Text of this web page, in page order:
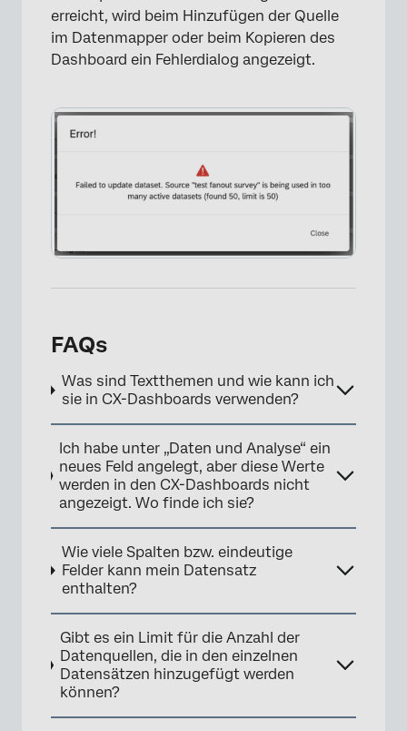
erreicht, wird beim Hinzufügen der Quelle
im Datenmapper oder beim Kopieren des
Dashboard ein Fehlerdialog angezeigt.
FAQs
Was sind Textthemen und wie kann ich
sie in CX-Dashboards verwenden?
Ich habe unter „Daten und Analyse“ ein
neues Feld angelegt, aber diese Werte
werden in den CX-Dashboards nicht
angezeigt. Wo finde ich sie?
Wie viele Spalten bzw. eindeutige
Felder kann mein Datensatz
enthalten?
Gibt es ein Limit für die Anzahl der
Datenquellen, die in den einzelnen
Datensätzen hinzugefügt werden
können?